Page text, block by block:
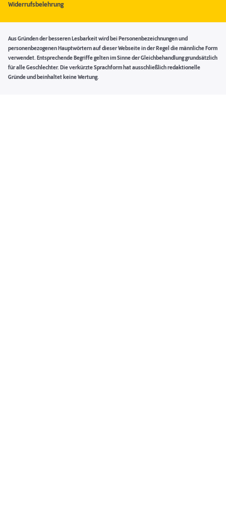
Widerrufsbelehrung
Aus Gründen der besseren Lesbarkeit wird bei Personenbezeichnungen und
personenbezogenen Hauptwörtern auf dieser Webseite in der Regel die männliche Form
verwendet. Entsprechende Begriffe gelten im Sinne der Gleichbehandlung grundsätzlich
für alle Geschlechter. Die verkürzte Sprachform hat ausschließlich redaktionelle
Gründe und beinhaltet keine Wertung.